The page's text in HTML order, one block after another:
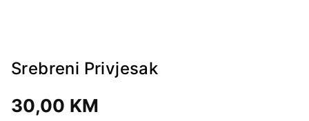
Srebreni Privjesak
30,00 KM